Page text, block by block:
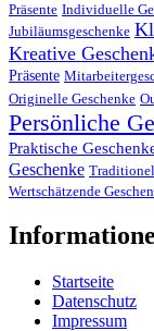
Präsente Individuelle
Jubiläumsgeschenke
Kreative
Präsente
Originelle Geschenke
Persönliche
Praktische
Geschenke
Wertschätzende
Startseite
Datenschutz
Impressum